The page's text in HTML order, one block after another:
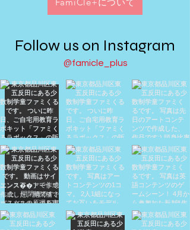
Follow us on Instagram
@famicle_plus